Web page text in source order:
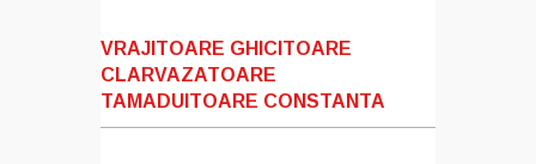
VRAJITOARE GHICITOARE
CLARVAZATOARE
TAMADUITOARE CONSTANTA